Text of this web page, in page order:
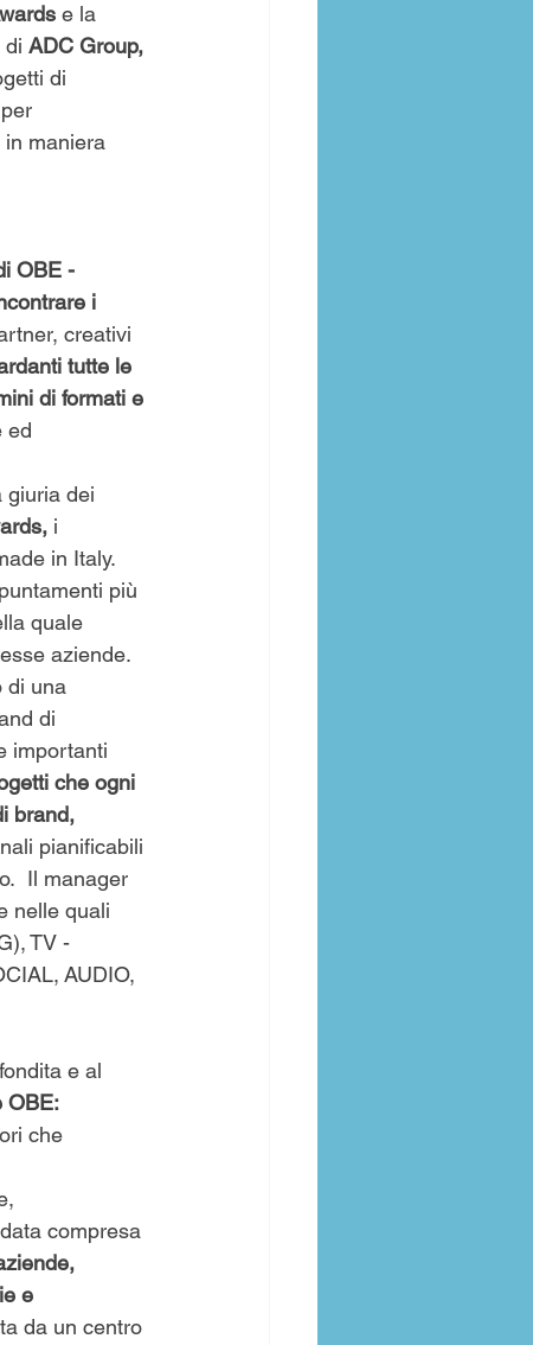
e la
di ADC Group,
di
in maniera
OBE -
i
creativi
tutte le
di formati e
ed
giuria dei
i
in Italy.
più
quale
aziende.
di una
di
importanti
che ogni
brand,
pianificabili
Il manager
nelle quali
TV -
A﻿UDIO,
e al
OBE:
che
compresa
e
da un centro